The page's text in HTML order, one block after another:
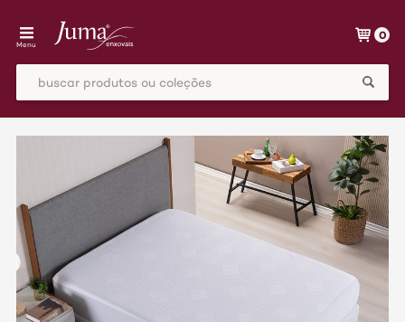
Menu
0